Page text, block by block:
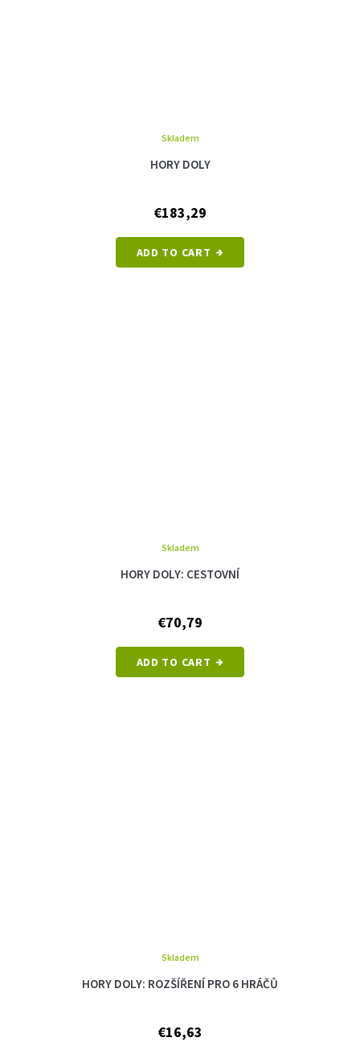
HORY DOLY
Skladem
€183,29
ADD TO CART
HORY DOLY: CESTOVNÍ
Skladem
€70,79
ADD TO CART
HORY DOLY: ROZŠÍŘENÍ PRO 6 HRÁČŮ
Skladem
€16,63